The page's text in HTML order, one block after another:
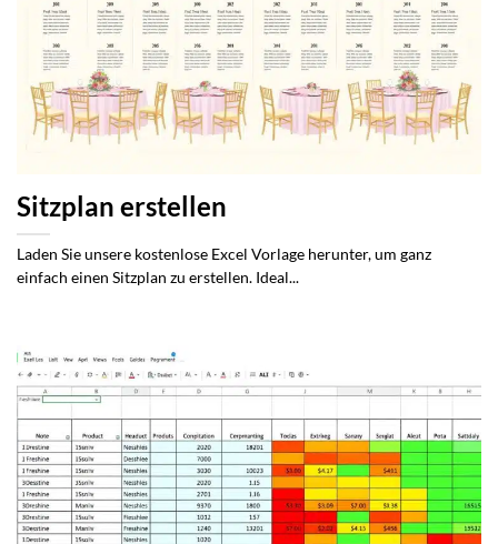
Sitzplan erstellen
Laden Sie unsere kostenlose Excel Vorlage herunter, um ganz
einfach einen Sitzplan zu erstellen. Ideal...